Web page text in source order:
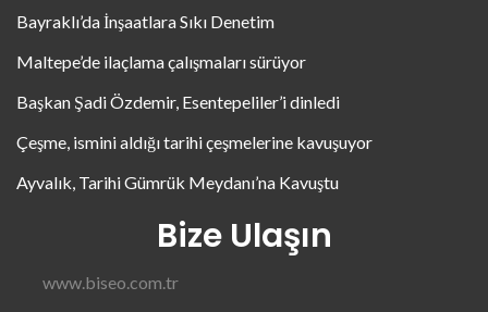
Bayraklı’da İnşaatlara Sıkı Denetim
Maltepe’de ilaçlama çalışmaları sürüyor
Başkan Şadi Özdemir, Esentepeliler’i dinledi
Çeşme, ismini aldığı tarihi çeşmelerine kavuşuyor
Ayvalık, Tarihi Gümrük Meydanı’na Kavuştu
Bize Ulaşın
www.biseo.com.tr